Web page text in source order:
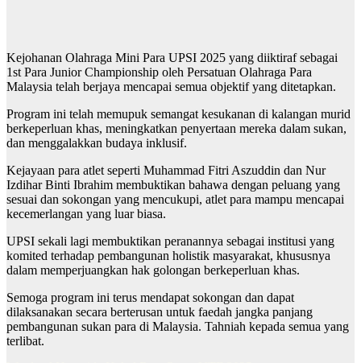
Kejohanan Olahraga Mini Para UPSI 2025 yang diiktiraf sebagai
1st Para Junior Championship oleh Persatuan Olahraga Para
Malaysia telah berjaya mencapai semua objektif yang ditetapkan.
Program ini telah memupuk semangat kesukanan di kalangan murid
berkeperluan khas, meningkatkan penyertaan mereka dalam sukan,
dan menggalakkan budaya inklusif.
Kejayaan para atlet seperti Muhammad Fitri Aszuddin dan Nur
Izdihar Binti Ibrahim membuktikan bahawa dengan peluang yang
sesuai dan sokongan yang mencukupi, atlet para mampu mencapai
kecemerlangan yang luar biasa.
UPSI sekali lagi membuktikan peranannya sebagai institusi yang
komited terhadap pembangunan holistik masyarakat, khususnya
dalam memperjuangkan hak golongan berkeperluan khas.
Semoga program ini terus mendapat sokongan dan dapat
dilaksanakan secara berterusan untuk faedah jangka panjang
pembangunan sukan para di Malaysia. Tahniah kepada semua yang
terlibat.